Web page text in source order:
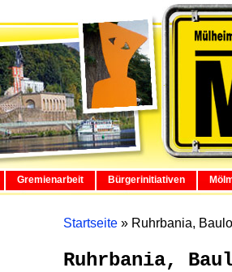
Gremienarbeit Bürgerinitiativen
Startseite » Ruhrbania,
Ruhrbania,